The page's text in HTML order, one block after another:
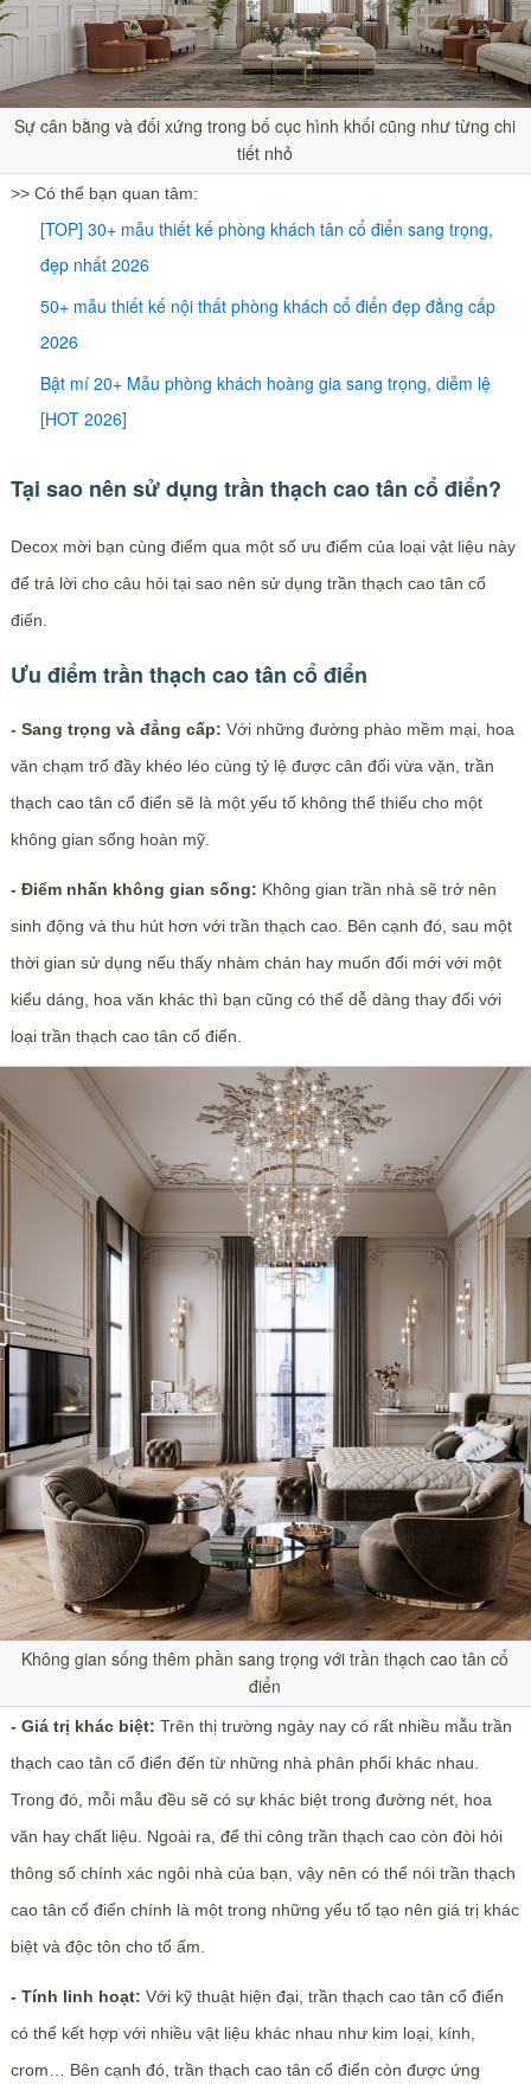
Sự cân bằng và đối xứng trong bố cục hình khối cũng như từng chi
tiết nhỏ
>> Có thể bạn quan tâm:
[TOP] 30+ mẫu thiết kế phòng khách tân cổ điển sang trọng,
đẹp nhất 2026
50+ mẫu thiết kế nội thất phòng khách cổ điển đẹp đẳng cấp
2026
Bật mí 20+ Mẫu phòng khách hoàng gia sang trọng, diễm lệ
[HOT 2026]
Tại sao nên sử dụng trần thạch cao tân cổ điển?
Decox mời bạn cùng điểm qua một số ưu điểm của loại vật liệu này
để trả lời cho câu hỏi tại sao nên sử dụng trần thạch cao tân cổ
điển.
Ưu điểm trần thạch cao tân cổ điển
- Sang trọng và đẳng cấp: Với những đường phào mềm mại, hoa
văn chạm trổ đầy khéo léo cùng tỷ lệ được cân đối vừa vặn, trần
thạch cao tân cổ điển sẽ là một yếu tố không thể thiếu cho một
không gian sống hoàn mỹ.
- Điểm nhấn không gian sống: Không gian trần nhà sẽ trở nên
sinh động và thu hút hơn với trần thạch cao. Bên cạnh đó, sau một
thời gian sử dụng nếu thấy nhàm chán hay muốn đổi mới với một
kiểu dáng, hoa văn khác thì bạn cũng có thể dễ dàng thay đổi với
loại trần thạch cao tân cổ điển.
Không gian sống thêm phần sang trọng với trần thạch cao tân cổ
điển
- Giá trị khác biệt: Trên thị trường ngày nay có rất nhiều mẫu trần
thạch cao tân cổ điển đến từ những nhà phân phối khác nhau.
Trong đó, mỗi mẫu đều sẽ có sự khác biệt trong đường nét, hoa
văn hay chất liệu. Ngoài ra, để thi công trần thạch cao còn đòi hỏi
thông số chính xác ngôi nhà của bạn, vậy nên có thể nói trần thạch
cao tân cổ điển chính là một trong những yếu tố tạo nên giá trị khác
biệt và độc tôn cho tổ ấm.
- Tính linh hoạt: Với kỹ thuật hiện đại, trần thạch cao tân cổ điển
có thể kết hợp với nhiều vật liệu khác nhau như kim loại, kính,
crom… Bên cạnh đó, trần thạch cao tân cổ điển còn được ứng